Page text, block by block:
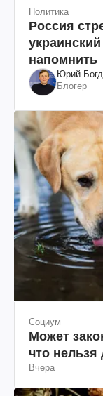
Политика
Россия
напомнить
Юрий
Блогер
Социум
Может
что нельзя
Вчера